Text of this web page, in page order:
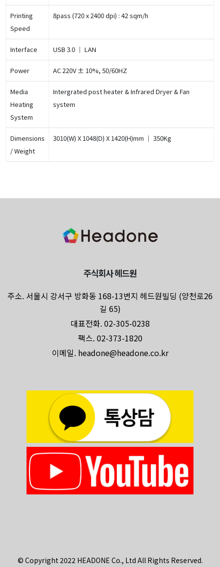
Printing
Speed
8pass (720 x 2400 dpi) : 42 sqm/h
Interface USB 3.0 ｜ LAN
Power AC 220V ± 10%, 50/60HZ
Media
Heating
System
Intergrated post heater & Infrared Dryer & Fan
system
Dimensions
/ Weight
3010(W) X 1048(D) X 1420(H)mm ｜ 350Kg
주식회사 헤드원
주소. 서울시 강서구 방화동 168-13번지 헤드원빌딩 (양천로26
길 65)
대표전화. 02-305-0238
팩스. 02-373-1820
이메일. headone@headone.co.kr
© Copyright 2022 HEADONE Co., Ltd All Rights Reserved.